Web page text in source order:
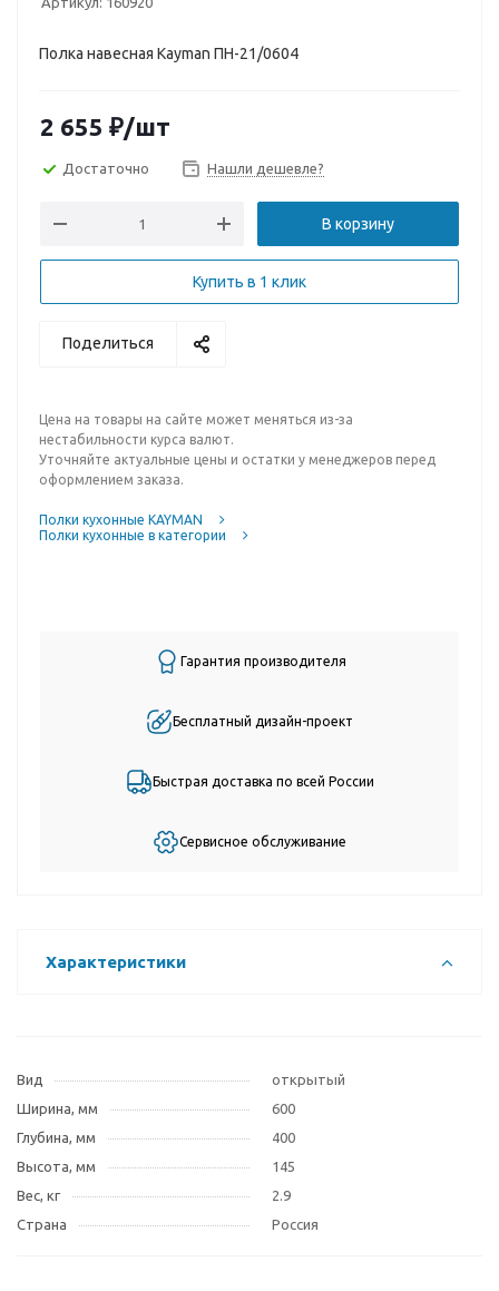
Полка навесная Kayman ПН-21/0604
2 655 ₽/шт
Достаточно Нашли дешевле?
В корзину
Купить в 1 клик
Поделиться
Цена на товары на сайте может меняться из-за
нестабильности курса валют.
Уточняйте актуальные цены и остатки у менеджеров перед
оформлением заказа.
Полки кухонные KAYMAN
Полки кухонные в категории
Гарантия производителя
Бесплатный дизайн-проект
Быстрая доставка по всей России
Сервисное обслуживание
Характеристики
Вид
открытый
Ширина, мм
600
Глубина, мм
400
Высота, мм
145
Вес, кг
2.9
Страна
Россия